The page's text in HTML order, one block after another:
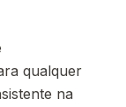
qualquer
na